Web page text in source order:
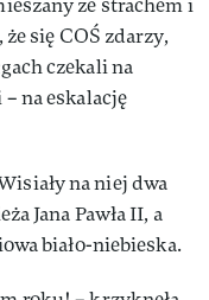
ze strachem i
się COŚ zdarzy,
czekali na
na eskalację
na niej dwa
Jana Pawła II, a
biało-niebieska.